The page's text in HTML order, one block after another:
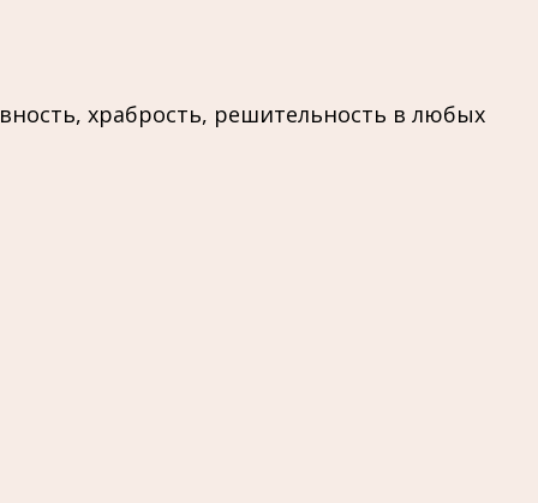
храбрость, решительность в любых